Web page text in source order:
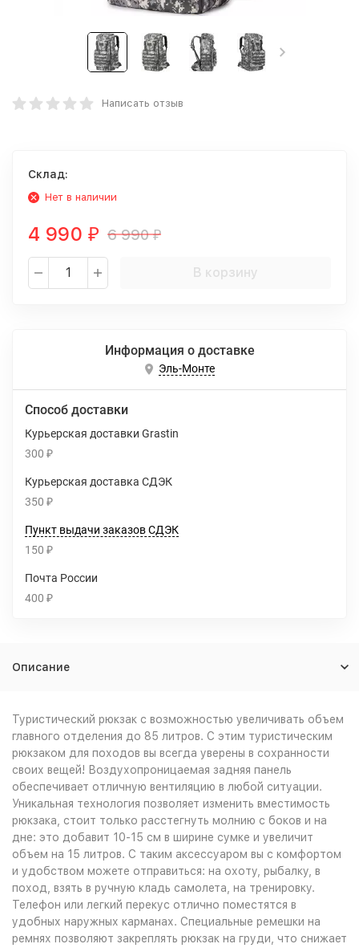
Написать отзыв
Склад:
Нет в наличии
4 990 ₽ 6 990₽
В корзину
Информация о доставке
Эль-Монте
Способ доставки
Курьерская доставки Grastin
300 ₽
Курьерская доставка СДЭК
350 ₽
Пункт выдачи заказов СДЭК
150 ₽
Почта России
400 ₽
Описание
Туристический рюкзак с возможностью увеличивать объем
главного отделения до 85 литров. С этим туристическим
рюкзаком для походов вы всегда уверены в сохранности
своих вещей! Воздухопроницаемая задняя панель
обеспечивает отличную вентиляцию в любой ситуации.
Уникальная технология позволяет изменить вместимость
рюкзака, стоит только расстегнуть молнию с боков и на
дне: это добавит 10-15 см в ширине сумке и увеличит
объем на 15 литров. С таким аксессуаром вы с комфортом
и удобством можете отправиться: на охоту, рыбалку, в
поход, взять в ручную кладь самолета, на тренировку.
Телефон или легкий перекус отлично поместятся в
удобных наружных карманах. Специальные ремешки на
ремнях позволяют закреплять рюкзак на груди, что снижает